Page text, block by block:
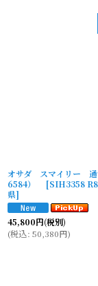
オサダ スマイリー
6584）
[SIH3358
県]
45,800円(税別)
(税込: 50,380円)